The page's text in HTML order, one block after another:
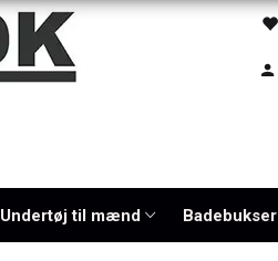
Undertøj til mænd Badebukser